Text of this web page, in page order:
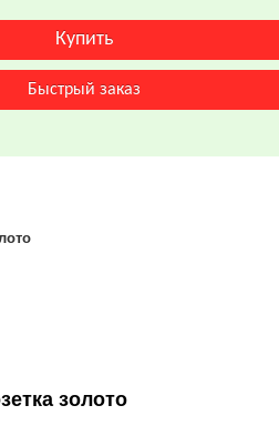
золото